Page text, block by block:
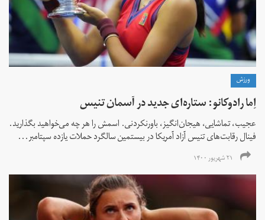
ورزش
اِما رادوکانو: ستاره‌ای جدید در آسمان تنیس
عجیب، تماشایی، هیجان‌انگیز، باورنکردنی. اسمش را هر چه می‌خواهید بگذارید.
فینال رقابت‌های تنیس آزاد آمریکا در بیستمین سالگرد حملات یازده سپتامبر...
۲۱ شهریور ۱۴۰۰